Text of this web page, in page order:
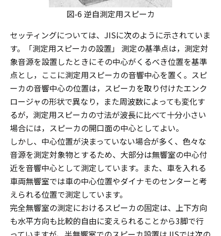
図-6 逆自測定用スピーカ
セッティングについては、JISに次のように示されていま
す。「測定用スピーカの設置」 測定の基準点は，測定対
象音源を設置したときにその中心がくるべき位置を基準
点とし，ここに測定用スピーカの音響中心を置く。スピ
ーカの音響中心の位置は，スピーカを取り付けたエンク
ロージャの形状で異なり，また周波数によっても変化す
るが，測定用スピーカの寸法が波長に比べて十分小さい
場合には，スピーカの開口面の中心としてよい。
しかし、中心位置が決まっていない場合が多く、色々な
音源を測定対象物とするため、大部分は無響室の中心付
近を音響中心として測定しています。また、車を入れる
車両無響室では車の中心位置やダイナモのセンターと考
えられる位置で測定しています。
完全無響室の測定におけるスピーカの固定は、上下方向
も水平方向も比較的自由に変えられることから3脚で行